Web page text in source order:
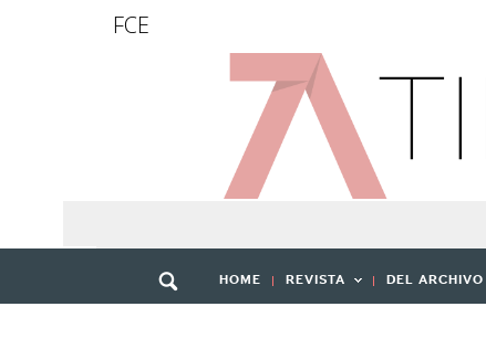
FCE
HOME REVISTA DEL ARCHIVO